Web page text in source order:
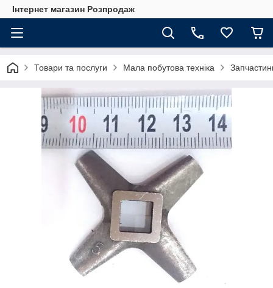
Інтернет магазин Розпродаж
Товари та послуги Мала побутова техніка